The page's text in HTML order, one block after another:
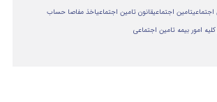
تامین اجتماعیقانون تامین اجتماعیاخذ مفاصا حساب
کلیه امور بیمه تامین اجتماعی